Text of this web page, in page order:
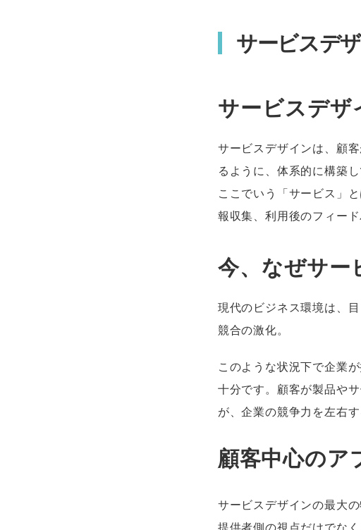
サービスデ
サービスデザ
サービスデザインは、顧
るように、体系的に構築
ここでいう「サービス」
報収集、利用後のフィー
今、なぜサー
現代のビジネス環境は、
競合の激化。
このような状況下で企業
十分です。顧客が製品や
が、企業の競争力を左右す
顧客中心のア
サービスデザインの最大